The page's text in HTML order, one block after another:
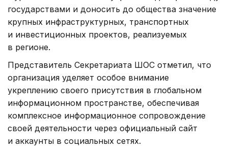
государствами и доносить до общества значение
крупных инфраструктурных, транспортных
и инвестиционных проектов, реализуемых
в регионе.
Представитель Секретариата ШОС отметил, что
организация уделяет особое внимание
укреплению своего присутствия в глобальном
информационном пространстве, обеспечивая
комплексное информационное сопровождение
своей деятельности через официальный сайт
и аккаунты в социальных сетях.